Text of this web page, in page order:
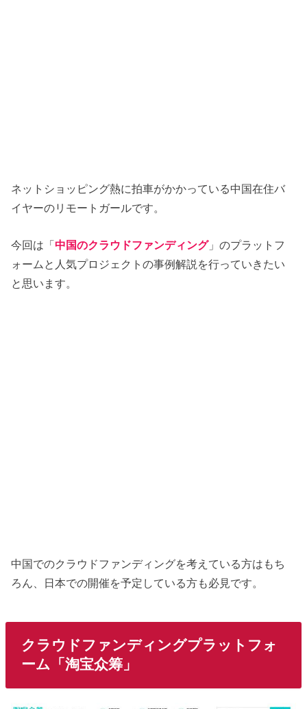
ネットショッピング熱に拍車がかかっている中国在住バ
イヤーのリモートガールです。
今回は「中国のクラウドファンディング」のプラットフ
ォームと人気プロジェクトの事例解説を行っていきたい
と思います。
中国でのクラウドファンディングを考えている方はもち
ろん、日本での開催を予定している方も必見です。
クラウドファンディングプラットフォ
ーム「淘宝众筹」